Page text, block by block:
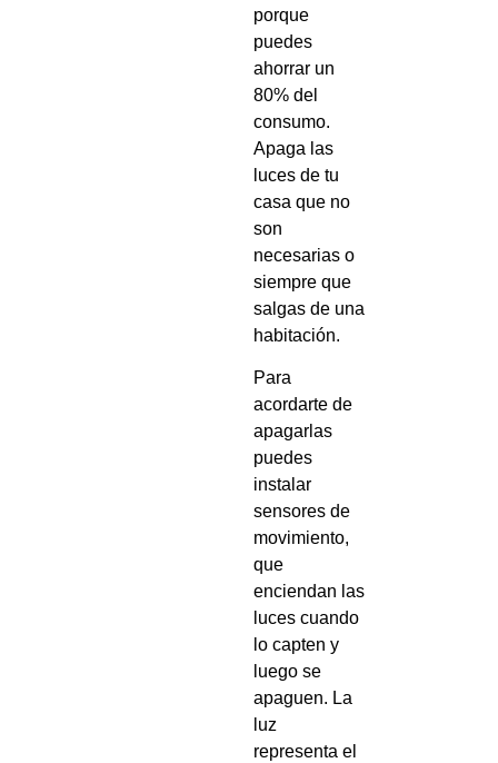
porque
puedes
ahorrar un
80% del
consumo.
Apaga las
luces de tu
casa que no
son
necesarias o
siempre que
salgas de una
habitación.
Para
acordarte de
apagarlas
puedes
instalar
sensores de
movimiento,
que
enciendan las
luces cuando
lo capten y
luego se
apaguen. La
luz
representa el